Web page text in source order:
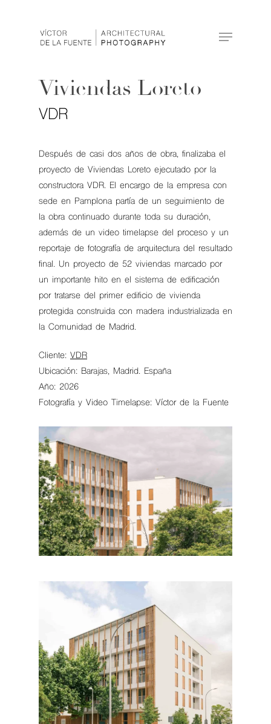
Viviendas Loreto
VDR
Después de casi dos años de obra, finalizaba el
proyecto de Viviendas Loreto ejecutado por la
constructora VDR. El encargo de la empresa con
sede en Pamplona partía de un seguimiento de
la obra continuado durante toda su duración,
además de un video timelapse del proceso y un
reportaje de fotografía de arquitectura del resultado
final. Un proyecto de 52 viviendas marcado por
un importante hito en el sistema de edificación
por tratarse del primer edificio de vivienda
protegida construida con madera industrializada en
la Comunidad de Madrid.
Cliente: VDR
Ubicación: Barajas, Madrid. España
Año: 2026
Fotografía y Video Timelapse: Víctor de la Fuente